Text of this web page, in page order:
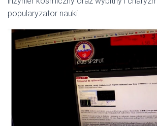
popularyzator nauki.